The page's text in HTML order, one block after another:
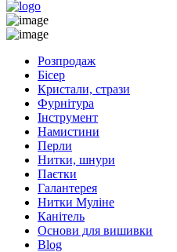
Розпродаж
Бісер
Кристали, стрази
Фурнітура
Інструмент
Намистини
Перли
Нитки, шнури
Паєтки
Галантерея
Нитки Муліне
Канітель
Основи для вишивки
Blog